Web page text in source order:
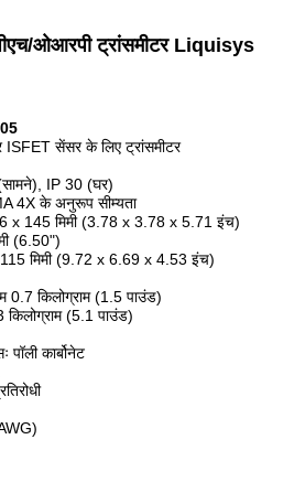
ओआरपी ट्रांसमीटर Liquisys
ISFET सेंसर के लिए ट्रांसमीटर
IP 30 (घर)
4X के अनुरूप सीम्यता
x 145 मिमी (3.78 x 3.78 x 5.71 इंच)
(6.50")
मिमी (9.72 x 6.69 x 4.53 इंच)
किलोग्राम (1.5 पाउंड)
(5.1 पाउंड)
कार्बोनेट